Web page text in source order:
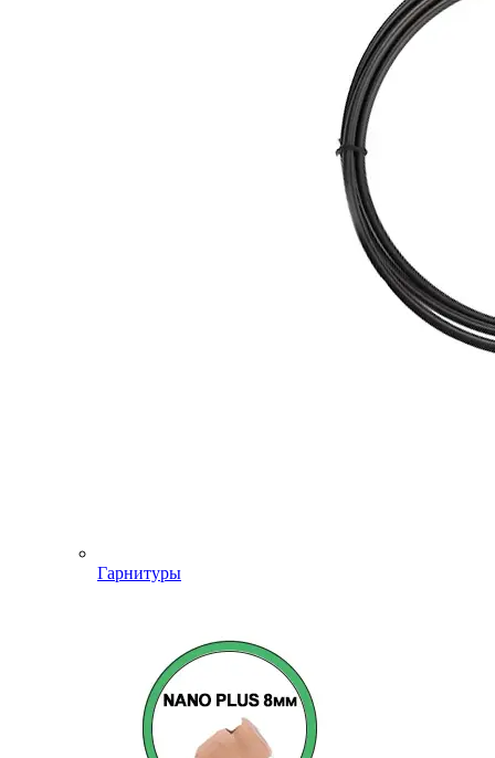
Гарнитуры